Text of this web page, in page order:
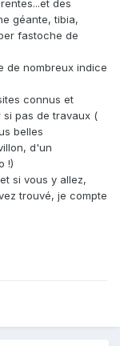
des
géante, tibia,
fastoche de
de nombreux indice
connus et
pas de travaux (
belles
d'un
!)
si vous y allez,
trouvé, je compte